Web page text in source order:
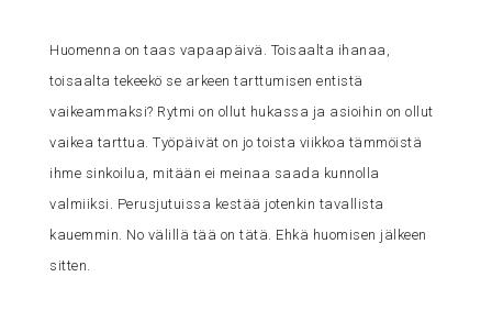
Huomenna on taas vapaapäivä. Toisaalta ihanaa,
toisaalta tekeekö se arkeen tarttumisen entistä
vaikeammaksi? Rytmi on ollut hukassa ja asioihin on ollut
vaikea tarttua. Työpäivät on jo toista viikkoa tämmöistä
ihme sinkoilua, mitään ei meinaa saada kunnolla
valmiiksi. Perusjutuissa kestää jotenkin tavallista
kauemmin. No välillä tää on tätä. Ehkä huomisen jälkeen
sitten.